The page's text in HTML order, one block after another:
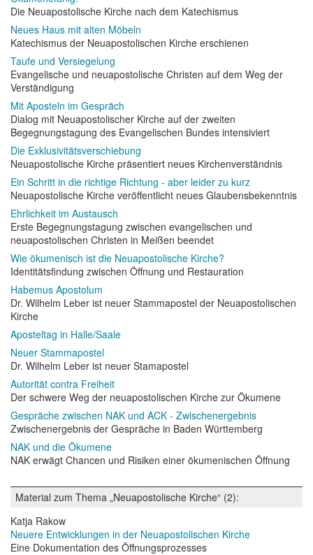
Die Neuapostolische Kirche nach dem Katechismus
Neues Haus mit alten Möbeln
Katechismus der Neuapostolischen Kirche erschienen
Taufe und Versiegelung
Evangelische und neuapostolische Christen auf dem Weg der
Verständigung
Mit Aposteln im Gespräch
Dialog mit Neuapostolischer Kirche auf der zweiten
Begegnungstagung des Evangelischen Bundes intensiviert
Die Exklusivitätsverschiebung
Neuapostolische Kirche präsentiert neues Kirchenverständnis
Ein Schritt in die richtige Richtung - aber leider zu kurz
Neuapostolische Kirche veröffentlicht neues Glaubensbekenntnis
Ehrlichkeit im Austausch
Erste Begegnungstagung zwischen evangelischen und
neuapostolischen Christen in Meißen beendet
Wie ökumenisch ist die Neuapostolische Kirche?
Identitätsfindung zwischen Öffnung und Restauration
Habemus Apostolum
Dr. Wilhelm Leber ist neuer Stammapostel der Neuapostolischen
Kirche
Aposteltag in Halle/Saale
Neuer Stammapostel
Dr. Wilhelm Leber ist neuer Stamapostel
Autorität contra Freiheit
Der schwere Weg der neuapostolischen Kirche zur Ökumene
Gespräche zwischen NAK und ACK - Zwischenergebnis
Zwischenergebnis der Gespräche in Baden Württemberg
NAK und die Ökumene
NAK erwägt Chancen und Risiken einer ökumenischen Öffnung
Material zum Thema „Neuapostolische Kirche“ (2):
Katja Rakow
Neuere Entwicklungen in der Neuapostolischen Kirche
Eine Dokumentation des Öffnungsprozesses